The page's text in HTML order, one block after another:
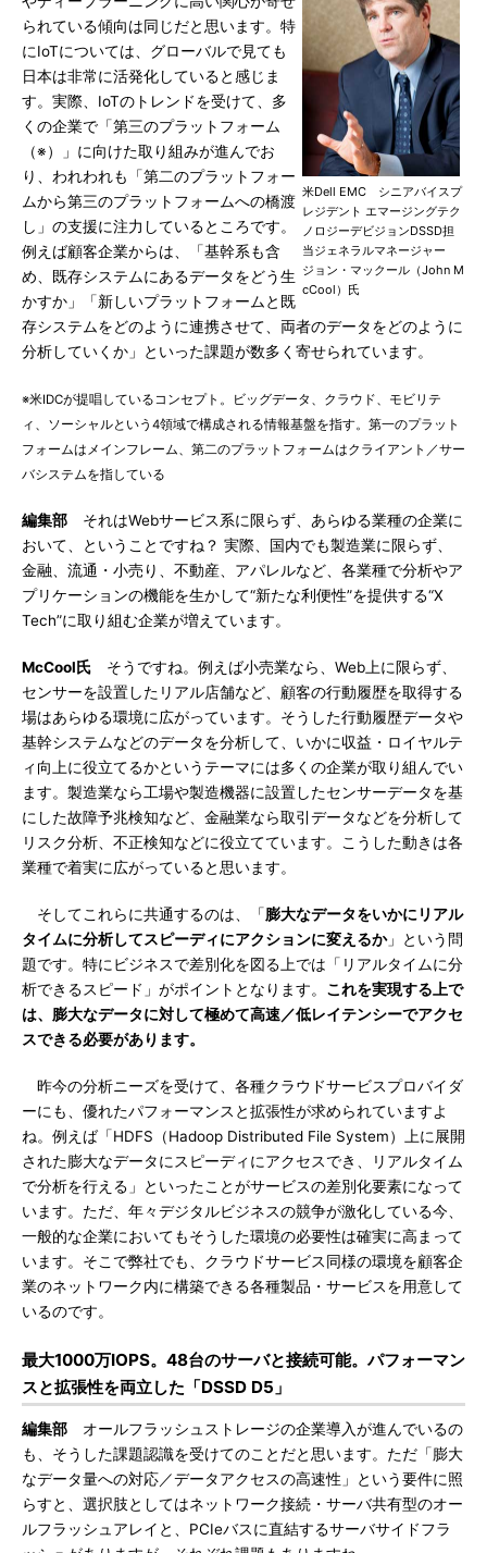
米Dell EMC シニアバイスプ
レジデント エマージングテク
ノロジーデビジョンDSSD担
当ジェネラルマネージャー
ジョン・マックール（John M
cCool）氏
られている傾向は同じだと思います。特
にIoTについては、グローバルで見ても
日本は非常に活発化していると感じま
す。実際、IoTのトレンドを受けて、多
くの企業で「第三のプラットフォーム
（※）」に向けた取り組みが進んでお
り、われわれも「第二のプラットフォー
ムから第三のプラットフォームへの橋渡
し」の支援に注力しているところです。
例えば顧客企業からは、「基幹系も含
め、既存システムにあるデータをどう生
かすか」「新しいプラットフォームと既
存システムをどのように連携させて、両者のデータをどのように
分析していくか」といった課題が数多く寄せられています。
※米IDCが提唱しているコンセプト。ビッグデータ、クラウド、モビリテ
ィ、ソーシャルという4領域で構成される情報基盤を指す。第一のプラット
フォームはメインフレーム、第二のプラットフォームはクライアント／サー
バシステムを指している
編集部 それはWebサービス系に限らず、あらゆる業種の企業に
おいて、ということですね？ 実際、国内でも製造業に限らず、
金融、流通・小売り、不動産、アパレルなど、各業種で分析やア
プリケーションの機能を生かして“新たな利便性”を提供する“X
Tech”に取り組む企業が増えています。
McCool氏 そうですね。例えば小売業なら、Web上に限らず、
センサーを設置したリアル店舗など、顧客の行動履歴を取得する
場はあらゆる環境に広がっています。そうした行動履歴データや
基幹システムなどのデータを分析して、いかに収益・ロイヤルテ
ィ向上に役立てるかというテーマには多くの企業が取り組んでい
ます。製造業なら工場や製造機器に設置したセンサーデータを基
にした故障予兆検知など、金融業なら取引データなどを分析して
リスク分析、不正検知などに役立てています。こうした動きは各
業種で着実に広がっていると思います。
そしてこれらに共通するのは、「膨大なデータをいかにリアル
タイムに分析してスピーディにアクションに変えるか」という問
題です。特にビジネスで差別化を図る上では「リアルタイムに分
析できるスピード」がポイントとなります。 これを実現する上で
は、膨大なデータに対して極めて高速／低レイテンシーでアクセ
スできる必要があります。
昨今の分析ニーズを受けて、各種クラウドサービスプロバイダ
ーにも、優れたパフォーマンスと拡張性が求められていますよ
ね。例えば「HDFS（Hadoop Distributed File System）上に展開
された膨大なデータにスピーディにアクセスでき、リアルタイム
で分析を行える」といったことがサービスの差別化要素になって
います。ただ、年々デジタルビジネスの競争が激化している今、
一般的な企業においてもそうした環境の必要性は確実に高まって
います。そこで弊社でも、クラウドサービス同様の環境を顧客企
業のネットワーク内に構築できる各種製品・サービスを用意して
いるのです。
最大1000万IOPS。48台のサーバと接続可能。パフォーマン
スと拡張性を両立した「DSSD D5」
編集部 オールフラッシュストレージの企業導入が進んでいるの
も、そうした課題認識を受けてのことだと思います。ただ「膨大
なデータ量への対応／データアクセスの高速性」という要件に照
らすと、選択肢としてはネットワーク接続・サーバ共有型のオー
ルフラッシュアレイと、PCIeバスに直結するサーバサイドフラ